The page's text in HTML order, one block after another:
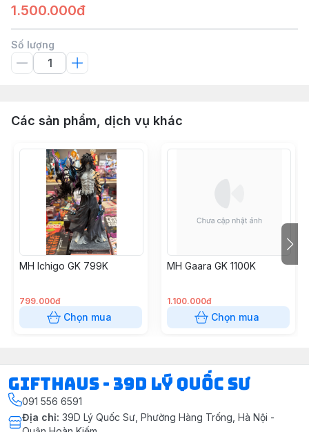
1.500.000đ
Số lượng
Các sản phẩm, dịch vụ khác
MH Ichigo GK 799K
799.000đ
Chọn mua
MH Gaara GK 1100K
1.100.000đ
Chọn mua
Gifthaus - 39D Lý Quốc Sư
091 556 6591
Địa chỉ: 39D Lý Quốc Sư, Phường Hàng Trống, Hà Nội -